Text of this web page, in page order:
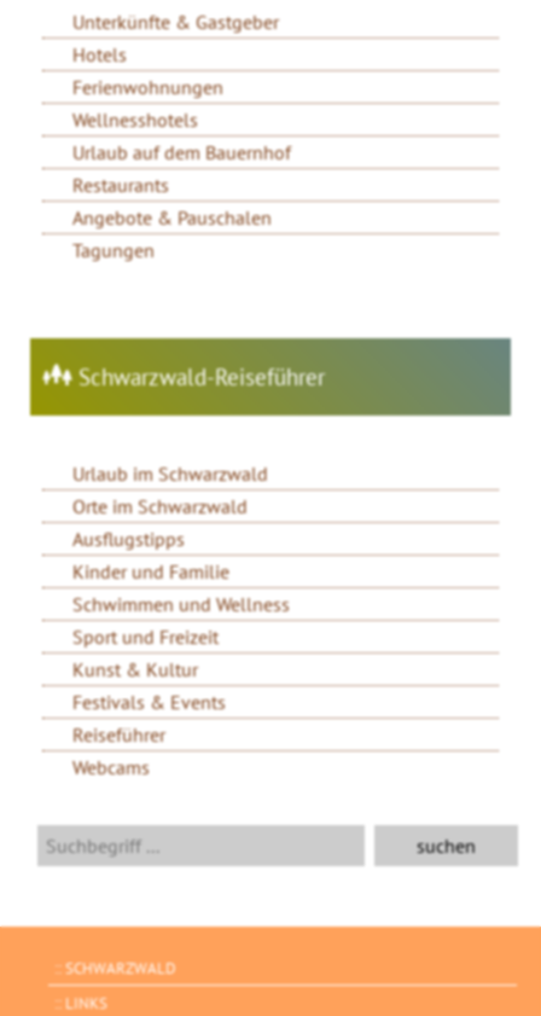
Unterkünfte & Gastgeber
Hotels
Ferienwohnungen
Wellnesshotels
Urlaub auf dem Bauernhof
Restaurants
Angebote & Pauschalen
Tagungen
Schwarzwald-Reiseführer
Urlaub im Schwarzwald
Orte im Schwarzwald
Ausflugstipps
Kinder und Familie
Schwimmen und Wellness
Sport und Freizeit
Kunst & Kultur
Festivals & Events
Reiseführer
Webcams
SCHWARZWALD
LINKS